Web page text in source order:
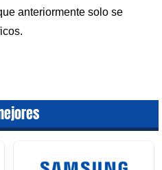
anteriormente solo se